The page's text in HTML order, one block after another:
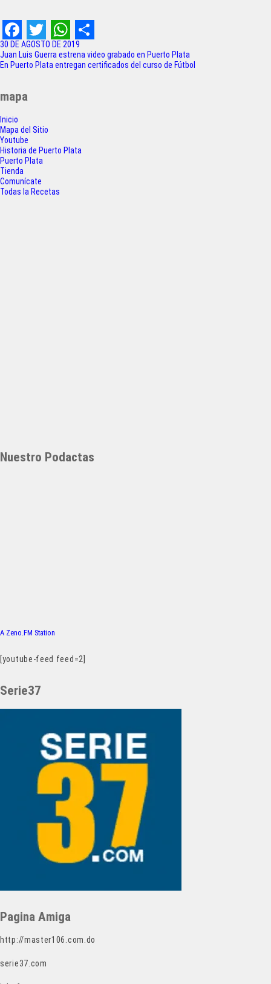
F
a
c
e
b
o
o
k
T
w
t
t
e
r
W
h
A
p
S
h
30 DE AGOSTO DE 2019
Navegación
de
Juan Luis Guerra estrena video grabado en Puerto Plata
En Puerto Plata entregan certificados del curso de Fútbol
mapa
Inicio
Mapa del Sitio
Youtube
Historia de Puerto Plata
Puerto Plata
Tienda
Comunícate
Todas la Recetas
Nuestro Podactas
A Zeno.FM Station
[youtube-feed feed=2]
Serie37
Pagina Amiga
http://master106.com.do
serie37.com